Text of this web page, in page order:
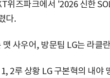
위즈파크에서 '2026 신한
다.
사우어, 방문팀 LG는 라클
2루 상황 LG 구본혁의 내야